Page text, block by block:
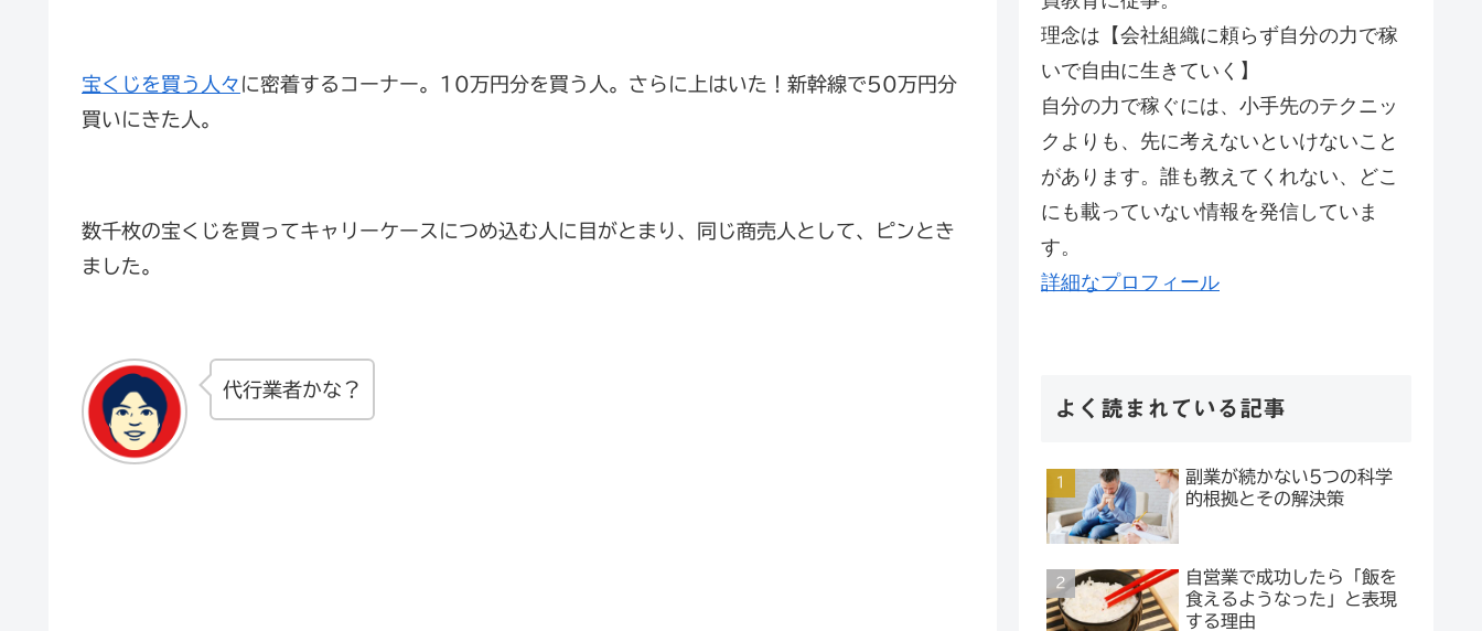
宝くじを買う人々 に密着するコーナー。
10万円分を買う人。さらに上はいた！新幹線で50万円分
買いにきた人。
数千枚の宝くじを買ってキャリーケースにつめ込む人に目がとまり、
同じ商売人として、ピンとき
ました。
代行業者かな？
理念は【会社組織に頼らず自分の力で稼
いで自由に生きていく】
自分の力で稼ぐには、小手先のテクニッ
クよりも、先に考えないといけないこと
があります。誰も教えてくれない、どこ
にも載っていない情報を発信していま
す。
詳細なプロフィール
よく読まれている記事
副業が続かない5つの科学
的根拠とその解決策
自営業で成功したら「飯を
食えるようなった」と表現
する理由